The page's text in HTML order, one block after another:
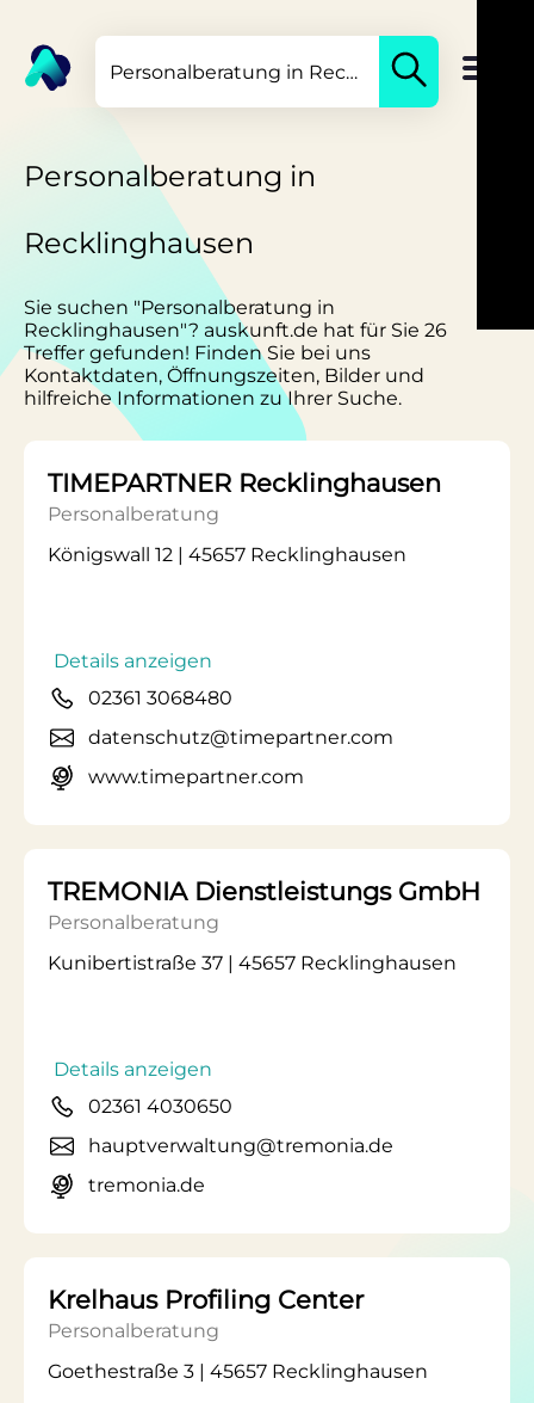
Personalberatung in
Recklinghausen
Sie suchen "Personalberatung in
Recklinghausen"? auskunft.de hat für Sie 26
Treffer gefunden! Finden Sie bei uns
Kontaktdaten, Öffnungszeiten, Bilder und
hilfreiche Informationen zu Ihrer Suche.
TIMEPARTNER Recklinghausen
Personalberatung
Königswall 12 | 45657 Recklinghausen
Details anzeigen
02361 3068480
datenschutz@timepartner.com
www.timepartner.com
TREMONIA Dienstleistungs GmbH
Personalberatung
Kunibertistraße 37 | 45657 Recklinghausen
Details anzeigen
02361 4030650
hauptverwaltung@tremonia.de
tremonia.de
Krelhaus Profiling Center
Personalberatung
Goethestraße 3 | 45657 Recklinghausen